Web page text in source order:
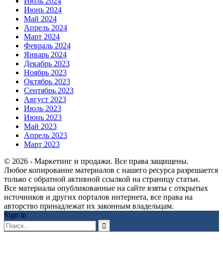
Июнь 2024
Май 2024
Апрель 2024
Март 2024
Февраль 2024
Январь 2024
Декабрь 2023
Ноябрь 2023
Октябрь 2023
Сентябрь 2023
Август 2023
Июль 2023
Июнь 2023
Май 2023
Апрель 2023
Март 2023
© 2026 - Маркетинг и продажи. Все права защищены.
Любое копирование материалов с нашего ресурса разрешается
только с обратной активной ссылкой на страницу статьи.
Все материалы опубликованные на сайте взяты с открытых
источников и других порталов интернета, все права на
авторство принадлежат их законным владельцам.
Sign in